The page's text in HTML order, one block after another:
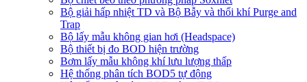
Bộ giải hấp nhiệt TD và Bộ Bẫy và thổi khí Purge and
Trap
Bộ lấy mẫu không gian hơi (Headspace)
Bộ thiết bị đo BOD hiện trường
Bơm lấy mẫu không khí lưu lượng thấp
Hệ thống phân tích BOD5 tự động